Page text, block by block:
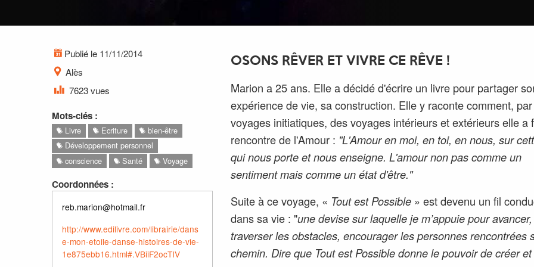
Publié le 11/11/2014
Alès
7623 vues
Mots-clés :
Livre Ecriture
bien-être
Développement personnel
conscience
Santé Voyage
Coordonnées :
reb.marion@hotmail.fr
http://www.edilivre.com/librairie/dans
e-mon-etoile-danse-histoires-de-vie-
1e875ebb16.html#.VBiiF2ocTIV
OSONS RÊVER ET VIVRE CE RÊVE !
Marion a 25 ans. Elle a décidé d'écrire un livre pour partager
expérience de vie, sa construction. Elle y raconte comment,
voyages initiatiques, des voyages intérieurs et extérieurs elle a
rencontre de l'Amour : "L'Amour en moi, en toi, en nous, sur
qui nous porte et nous enseigne. L'amour non pas comme un
sentiment mais comme un état d'être."
Suite à ce voyage, « Tout est Possible » est devenu un fil
dans sa vie : "une devise sur laquelle je m’appuie pour avancer,
traverser les obstacles, encourager les personnes rencontrées
chemin. Dire que Tout est Possibledonne le pouvoir de créer et